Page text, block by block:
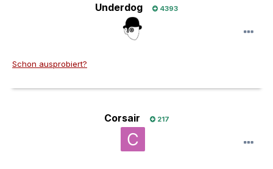
Underdog 4393
Schon ausprobiert?
Corsair 217